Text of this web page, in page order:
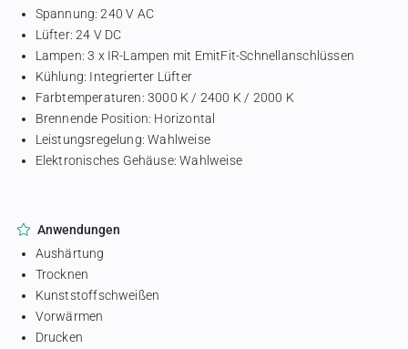
Spannung: 240 V AC
Lüfter: 24 V DC
Lampen: 3 x IR-Lampen mit EmitFit-Schnellanschlüssen
Kühlung: Integrierter Lüfter
Farbtemperaturen: 3000 K / 2400 K / 2000 K
Brennende Position: Horizontal
Leistungsregelung: Wahlweise
Elektronisches Gehäuse: Wahlweise
Anwendungen
Aushärtung
Trocknen
Kunststoffschweißen
Vorwärmen
Drucken